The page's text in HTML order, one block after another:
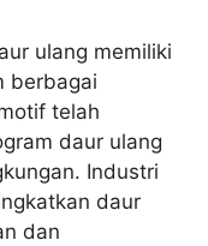
ulang memiliki
berbagai
telah
daur ulang
Industri
daur
dan